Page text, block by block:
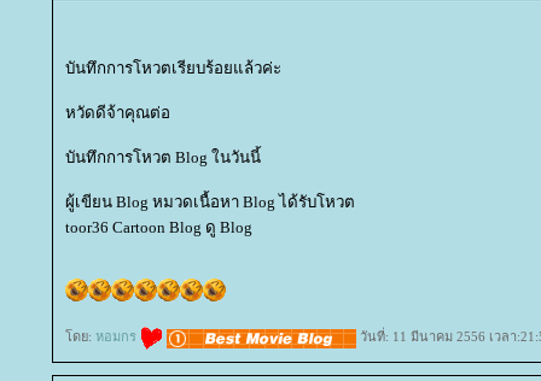
บันทึกการโหวตเรียบร้อยแล้วค่ะ
หวัดดีจ้าคุณต่อ
บันทึกการโหวต Blog ในวันนี้
ผู้เขียน Blog หมวดเนื้อหา Blog ได้รับโหวต
toor36 Cartoon Blog ดู Blog
ดย: หอมกร วันที่: 11 มีนาคม 2556 เวลา